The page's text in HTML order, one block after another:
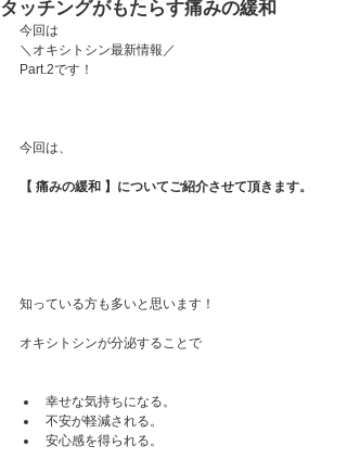
タッチングがもたらす痛みの緩和 ⁡
今回は
＼オキシトシン最新情報／⁡
Part.2です！
今回は、
【 痛みの緩和 】についてご紹介させて頂きます。⁡
知っている方も多いと思います！
オキシトシンが分泌することで
幸せな気持ちになる。
不安が軽減される。
安心感を得られる。